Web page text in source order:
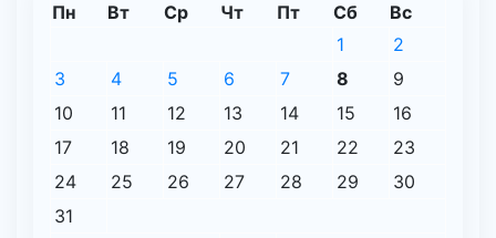
Пн Вт Ср Чт Пт Сб Вс
1
2
3
4 5 6 7 8
9
10
11 12 13 14 15
16
17
18 19 20 21 22
23
24
25 26 27 28 29
30
31